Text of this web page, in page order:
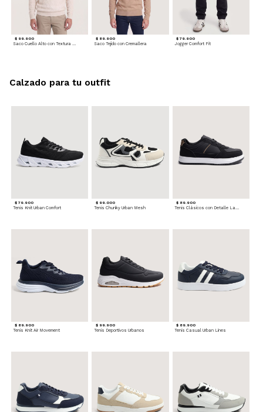
$ 99.900 $ 89.900
Saco Tejido con Cremallera
$ 79.900
Jogger Comfort Fit
$ 79.900
Tenis Knit Urban Comfort
$ 99.000
Tenis Chunky Urban Mesh
$ 89.900
$ 89.900
Tenis Knit Air Movement
$ 99.900
Tenis Deportivos Urbanos
$ 89.900
Tenis Casual Urban Lines
Calzado para tu outfit